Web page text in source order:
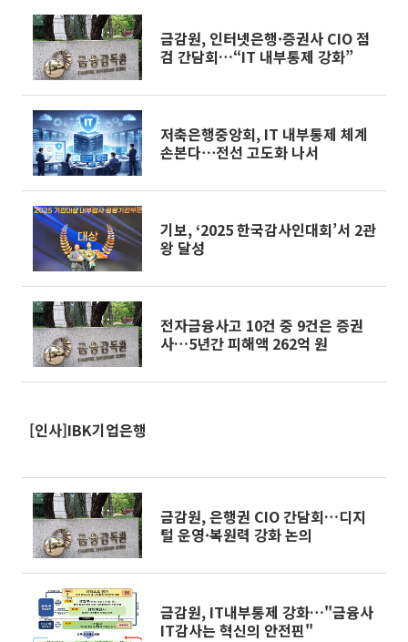
금감원, 인터넷은행·증권사 CIO 점
검 간담회…“IT 내부통제 강화”
저축은행중앙회, IT 내부통제 체계
손본다⋯전선 고도화 나서
기보, ‘2025 한국감사인대회’서 2관
왕 달성
전자금융사고 10건 중 9건은 증권
사…5년간 피해액 262억 원
[인사]IBK기업은행
금감원, 은행권 CIO 간담회…디지
털 운영·복원력 강화 논의
금감원, IT내부통제 강화…"금융사
IT감사는 혁신의 안전핀"